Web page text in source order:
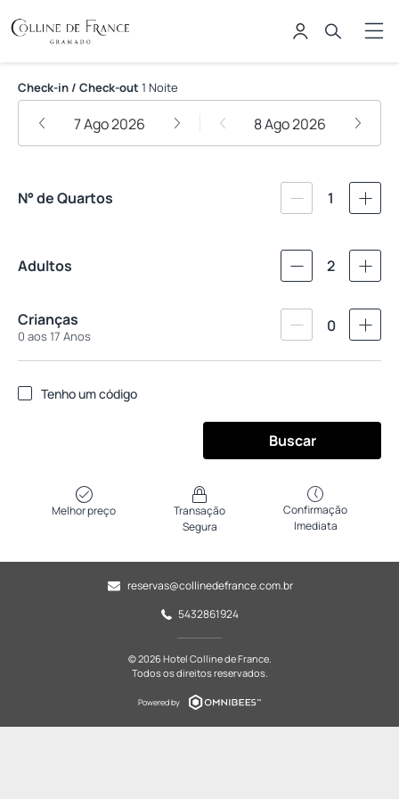
Hotel Colline de France
Check-in / Check-out 1 Noite
7 Ago 2026 8 Ago 2026
N° de Quartos 1
Adultos 2
Crianças
0 aos 17 Anos
0
Tenho um código
Buscar
Melhor preço
Transação
Segura
Confirmação
Imediata
reservas@collinedefrance.com.br
5432861924
© 2026 Hotel Colline de France.
Todos os direitos reservados.
Powered by